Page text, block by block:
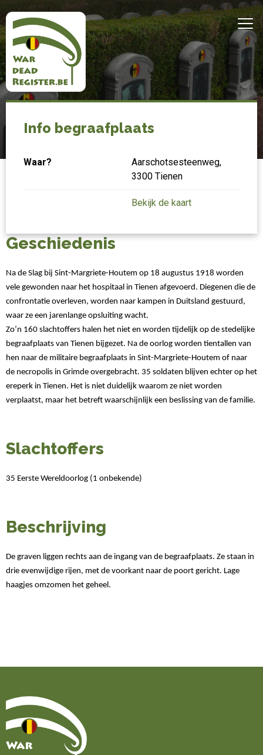
en
naar
de
inhoud
gaan
Home
Belgian
War
Register
Tienen
Info begraafplaats
Waar?
Aarschotsesteenweg,
3300 Tienen
Bekijk de kaart
Geschiedenis
Na de Slag bij Sint-Margriete-Houtem op 18 augustus 1918 worden
vele gewonden naar het hospitaal in Tienen afgevoerd. Diegenen die de
confrontatie overleven, worden naar kampen in Duitsland gestuurd,
waar ze een jarenlange opsluiting wacht.
Zo’n 160 slachtoffers halen het niet en worden tijdelijk op de stedelijke
begraafplaats van Tienen bijgezet. Na de oorlog worden tientallen van
hen naar de militaire begraafplaats in Sint-Margriete-Houtem of naar
de necropolis in Grimde overgebracht. 35 soldaten blijven echter op het
ereperk in Tienen. Het is niet duidelijk waarom ze niet worden
verplaatst, maar het betreft waarschijnlijk een beslissing van de familie.
Slachtoffers
35 Eerste Wereldoorlog (1 onbekende)
Beschrijving
De graven liggen rechts aan de ingang van de begraafplaats. Ze staan in
drie evenwijdige rijen, met de voorkant naar de poort gericht. Lage
haagjes omzomen het geheel.